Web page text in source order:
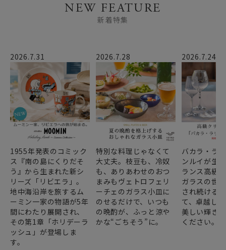
NEW FEATURE
新着特集
2026.7.31
1955年発表のコミック
ス『南の島にくりだそ
う』から生まれた新シ
リーズ「リビエラ」。
地中海沿岸を旅するム
ーミン一家の物語が5年
間にわたり展開され、
その第1章「ホリデーラ
ッシュ」が登場しま
す。
2026.7.28
特別な料理じゃなくて
大丈夫。枝豆も、冷奴
も、ありあわせのおつ
まみもヴェトロフェリ
ーチェのガラス小皿に
のせるだけで、いつも
の晩酌が、ふっと涼や
かな“ごちそう”に。
2026.7.24
バカラ・ラ
ンルイが生
ランス高級
ガラスの世
され続ける
て、卓越し
美しい輝き
ください。